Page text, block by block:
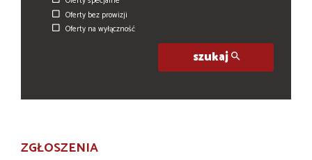
Oferty bez prowizji
Oferty na wyłączność
szukaj
ZGŁOSZENIA